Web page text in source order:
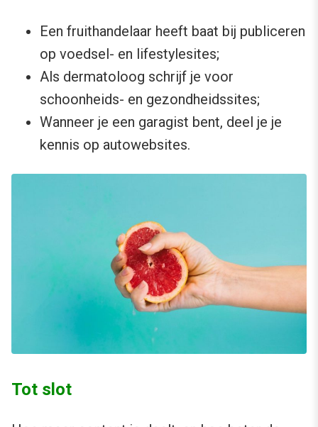
Een fruithandelaar heeft baat bij publiceren
op voedsel- en lifestylesites;
Als dermatoloog schrijf je voor
schoonheids- en gezondheidssites;
Wanneer je een garagist bent, deel je je
kennis op autowebsites.
Tot slot